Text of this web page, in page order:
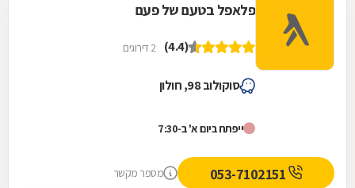
פלאפל בטעם של פעם
(4.4) 2 דירוגים
סוקולוב 98, חולון
ייפתח ביום א' ב-7:30
מספר מקשר